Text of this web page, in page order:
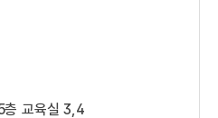
층 교육실 3,4